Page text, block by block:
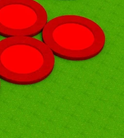
Bridges-traps
Rope Tunnels